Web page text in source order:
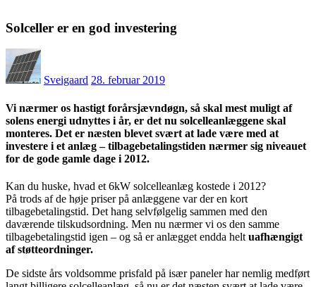
Solceller er en god investering
Sveigaard 28. februar 2019
Vi nærmer os hastigt forårsjævndøgn, så skal mest muligt af
solens energi udnyttes i år, er det nu solcelleanlæggene skal
monteres. Det er næsten blevet svært at lade være med at
investere i et anlæg – tilbagebetalingstiden nærmer sig niveauet
for de gode gamle dage i 2012.
Kan du huske, hvad et 6kW solcelleanlæg kostede i 2012?
På trods af de høje priser på anlæggene var der en kort
tilbagebetalingstid. Det hang selvfølgelig sammen med den
daværende tilskudsordning. Men nu nærmer vi os den samme
tilbagebetalingstid igen – og så er anlægget endda helt uafhængigt
af støtteordninger.
De sidste års voldsomme prisfald på især paneler har nemlig medført